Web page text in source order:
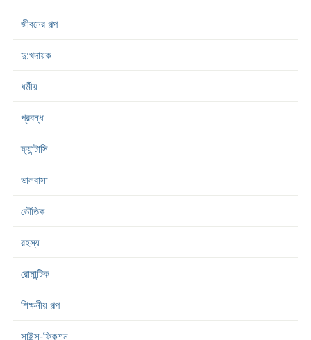
জীবনের গল্প
দু:খদায়ক
ধর্মীয়
প্রবন্ধ
ফ্যান্টাসি
ভালবাসা
ভৌতিক
রহস্য
রোমান্টিক
শিক্ষনীয় গল্প
সাইন্স-ফিকশন